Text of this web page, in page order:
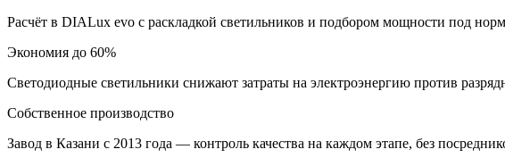
Расчёт в DIALux evo с раскладкой светильников и подбором мощности под
Экономия до 60%
Светодиодные светильники снижают затраты на электроэнергию против
Собственное производство
Завод в Казани с 2013 года — контроль качества на каждом этапе, без